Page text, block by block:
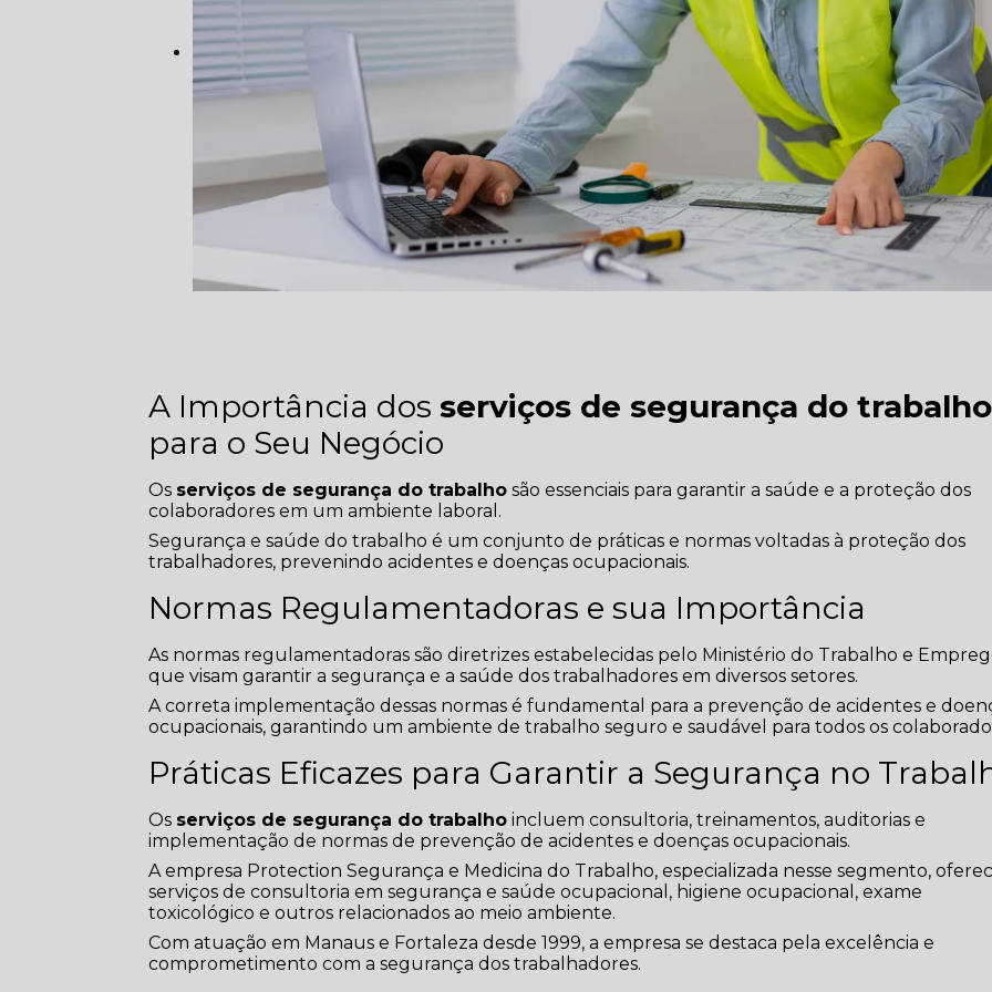
A Importância dosserviços de segurança do trabalho
para o Seu Negócio
Os serviços de segurança do trabalho são essenciais para garantir a saúde e a proteção dos
colaboradores em um ambiente laboral.
Segurança e saúde do trabalho é um conjunto de práticas e normas voltadas à proteção dos
trabalhadores, prevenindo acidentes e doenças ocupacionais.
Normas Regulamentadoras e sua Importância
As normas regulamentadoras são diretrizes estabelecidas pelo Ministério do Trabalho e
que visam garantir a segurança e a saúde dos trabalhadores em diversos setores.
A correta implementação dessas normas é fundamental para a prevenção de acidentes e
ocupacionais, garantindo um ambiente de trabalho seguro e saudável para todos os
Práticas Eficazes para Garantir a Segurança no
Os serviços de segurança do trabalho incluem consultoria, treinamentos, auditorias e
implementação de normas de prevenção de acidentes e doenças ocupacionais.
A empresa Protection Segurança e Medicina do Trabalho, especializada nesse segmento,
serviços de consultoria em segurança e saúde ocupacional, higiene ocupacional, exame
toxicológico e outros relacionados ao meio ambiente.
Com atuação em Manaus e Fortaleza desde 1999, a empresa se destaca pela excelência e
comprometimento com a segurança dos trabalhadores.